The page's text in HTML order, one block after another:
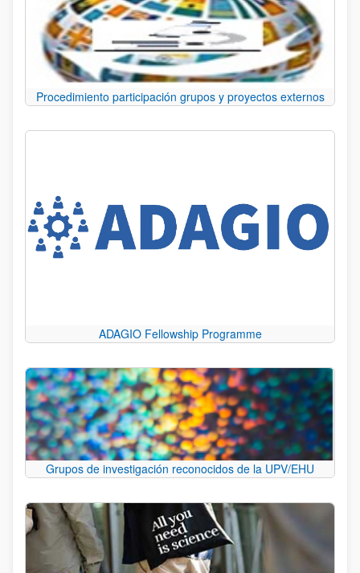
Procedimiento participación grupos y proyectos externos
ADAGIO Fellowship Programme
Grupos de investigación reconocidos de la UPV/EHU